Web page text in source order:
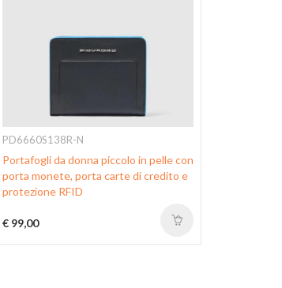
PD6660S138R-N
Portafogli da donna piccolo in pelle con
porta monete, porta carte di credito e
protezione RFID
€ 99,00